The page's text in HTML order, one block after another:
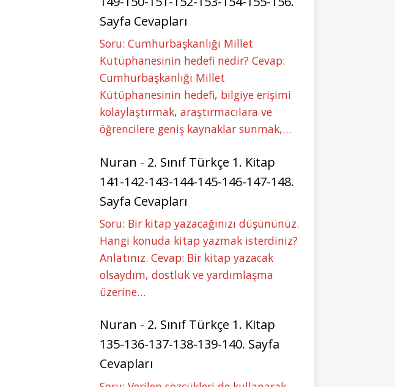
Sayfa Cevapları
Soru: Cumhurbaşkanlığı Millet
Kütüphanesinin hedefi nedir? Cevap:
Cumhurbaşkanlığı Millet
Kütüphanesinin hedefi, bilgiye erişimi
kolaylaştırmak, araştırmacılara ve
öğrencilere geniş kaynaklar sunmak,…
Nuran - 2. Sınıf Türkçe 1. Kitap
141-142-143-144-145-146-147-148.
Sayfa Cevapları
Soru: Bir kitap yazacağınızı düşününüz.
Hangi konuda kitap yazmak isterdiniz?
Anlatınız. Cevap: Bir kitap yazacak
olsaydım, dostluk ve yardımlaşma
üzerine…
Nuran - 2. Sınıf Türkçe 1. Kitap
135-136-137-138-139-140. Sayfa
Cevapları